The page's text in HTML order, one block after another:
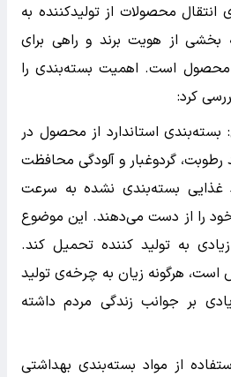
انتقال محصولات از تولیدکننده به
بخشی از هویت برند و راهی برای
است. اهمیت بسته‌بندی را
کرد:
استاندارد از محصول در
رطوبت، گردوغبار و آلودگی محافظت
غذایی بسته‌بندی نشده به سرعت
را از دست می‌دهند. این موضوع
به تولید کننده تحمیل کند.
هرگونه زیان به چرخه‌ی تولید
بر جوانب زندگی مردم داشته
از مواد بسته‌بندی بهداشتی